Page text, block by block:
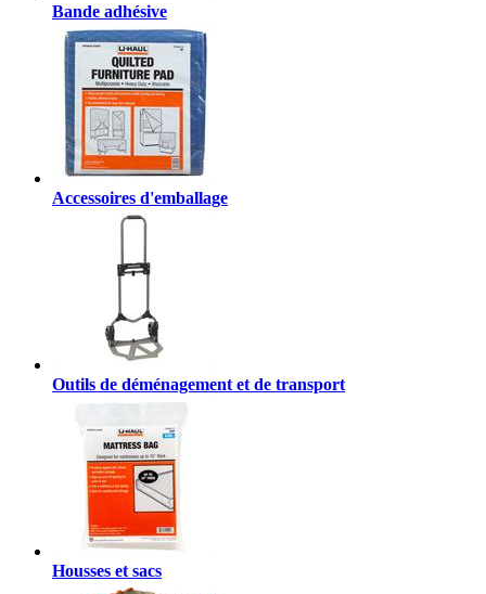
Bande adhésive
Accessoires d'emballage
Outils de déménagement et de transport
Housses et sacs